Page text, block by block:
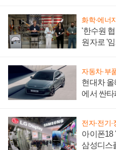
화학·에너
'한수원
원자로 '
자동차·부
현대차
에서 싼타
전자·전기·
아이폰18
삼성디스